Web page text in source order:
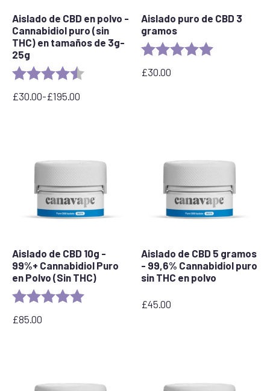
Aislado de CBD en polvo -
Cannabidiol puro (sin
THC) en tamaños de 3g-
25g
Rating: 4.3 out of 5 stars
£30.00-£195.00
Rango
hasta
Aislado puro de CBD 3
gramos
Rating:
£30.00
Aislado de CBD 10g -
99%+ Cannabidiol Puro
en Polvo (Sin THC)
Rating:
£85.00
Aislado de CBD 5 gramos
- 99,6% Cannabidiol puro
sin THC en polvo
£45.00